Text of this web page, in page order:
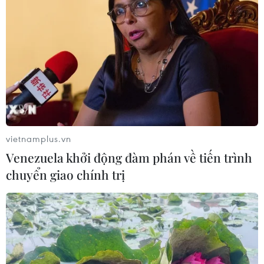
Chứng khoán châu Á tăng điểm nhờ
làn sóng gom cổ phiếu công nghệ
23/07/2026 09:40
Xem thêm
CƠ QUAN CHỦ QUẢN: THÔNG TẤN XÃ VIỆT NAM
vietnamplus.vn
Venezuela khởi động đàm phán về tiến trình
chuyển giao chính trị